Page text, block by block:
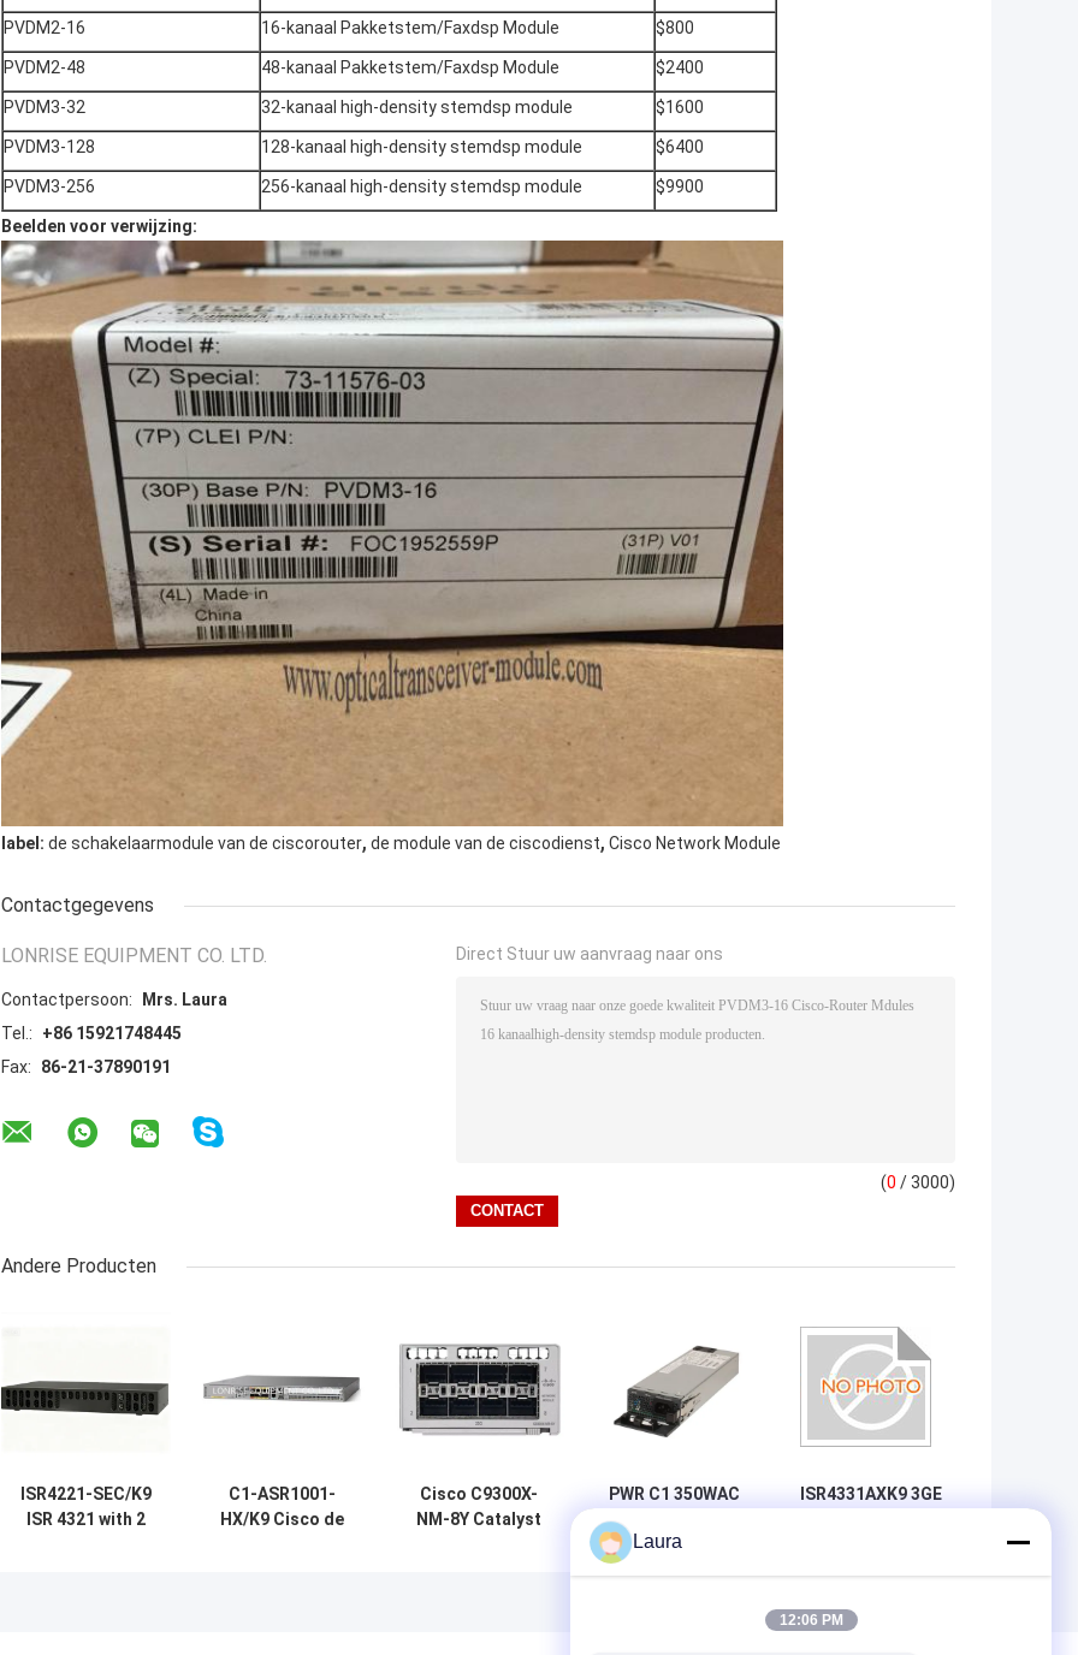
PVDM2-16 16-kanaal Pakketstem/Faxdsp Module $800
PVDM2-48 48-kanaal Pakketstem/Faxdsp Module $2400
PVDM3-32 32-kanaal high-density stemdsp module $1600
PVDM3-128 128-kanaal high-density stemdsp module $6400
PVDM3-256 256-kanaal high-density stemdsp module $9900
Beelden voor verwijzing:
label: de schakelaarmodule van de ciscorouter, de module van de ciscodienst, Cisco Network Module
Contactgegevens
LONRISE EQUIPMENT CO. LTD.
Contactpersoon:
Mrs. Laura
Tel.:
+86 15921748445
Fax:
86-21-37890191
Direct Stuur uw aanvraag naar ons
(0 / 3000)
Andere Producten
ISR4221-SEC/K9
ISR 4321 with 2
C1-ASR1001-
HX/K9 Cisco de
Cisco C9300X-
NM-8Y Catalyst
PWR C1 350WAC
is the 350W AC
Config 1 Power
Supply for Cisco
ISR4331AXK9 3GE
100 Mbps to 300
Laura
12:06 PM